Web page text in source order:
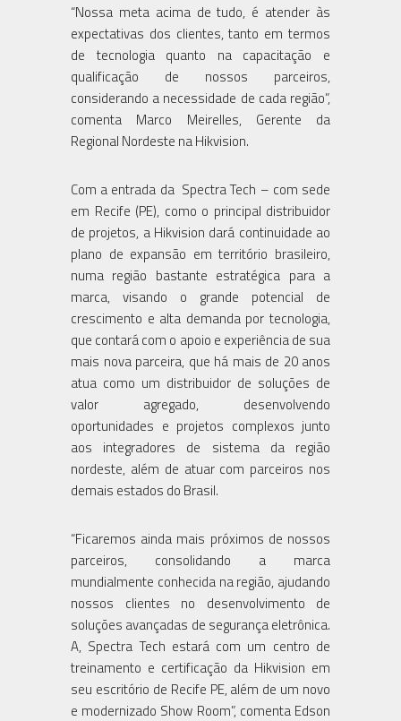
“Nossa meta acima de tudo, é atender às
expectativas dos clientes, tanto em termos
de tecnologia quanto na capacitação e
qualificação de nossos parceiros,
considerando a necessidade de cada região”,
comenta Marco Meirelles, Gerente da
Regional Nordeste na Hikvision.
Com a entrada da Spectra Tech – com sede
em Recife (PE), como o principal distribuidor
de projetos, a Hikvision dará continuidade ao
plano de expansão em território brasileiro,
numa região bastante estratégica para a
marca, visando o grande potencial de
crescimento e alta demanda por tecnologia,
que contará com o apoio e experiência de sua
mais nova parceira, que há mais de 20 anos
atua como um distribuidor de soluções de
valor agregado, desenvolvendo
oportunidades e projetos complexos junto
aos integradores de sistema da região
nordeste, além de atuar com parceiros nos
demais estados do Brasil.
“Ficaremos ainda mais próximos de nossos
parceiros, consolidando a marca
mundialmente conhecida na região, ajudando
nossos clientes no desenvolvimento de
soluções avançadas de segurança eletrônica.
A, Spectra Tech estará com um centro de
treinamento e certificação da Hikvision em
seu escritório de Recife PE, além de um novo
e modernizado Show Room”, comenta Edson